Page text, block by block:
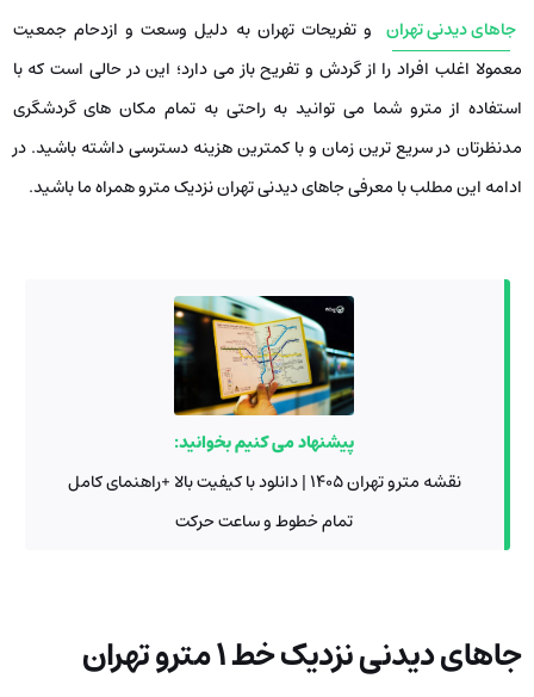
جاهای دیدنی تهران و تفریحات تهران به دلیل وسعت و ازدحام جمعیت
معمولا اغلب افراد را از گردش و تفریح باز می دارد؛ این در حالی است که با
استفاده از مترو شما می توانید به راحتی به تمام مکان های گردشگری
مدنظرتان در سریع ترین زمان و با کمترین هزینه دسترسی داشته باشید. در
ادامه این مطلب با معرفی جاهای دیدنی تهران نزدیک مترو همراه ما باشید.
پیشنهاد می کنیم بخوانید:
نقشه مترو تهران ۱۴۰۵ | دانلود با کیفیت بالا +راهنمای کامل
تمام خطوط و ساعت حرکت
جاهای دیدنی نزدیک خط ۱ مترو تهران